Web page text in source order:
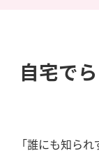
自宅で
「誰にも知ら